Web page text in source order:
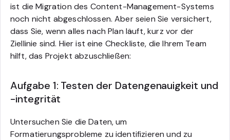
ist die Migration des Content-Management-Systems
noch nicht abgeschlossen. Aber seien Sie versichert,
dass Sie, wenn alles nach Plan läuft, kurz vor der
Ziellinie sind. Hier ist eine Checkliste, die Ihrem Team
hilft, das Projekt abzuschließen:
Aufgabe 1: Testen der Datengenauigkeit und
-integrität
Untersuchen Sie die Daten, um
Formatierungsprobleme zu identifizieren und zu